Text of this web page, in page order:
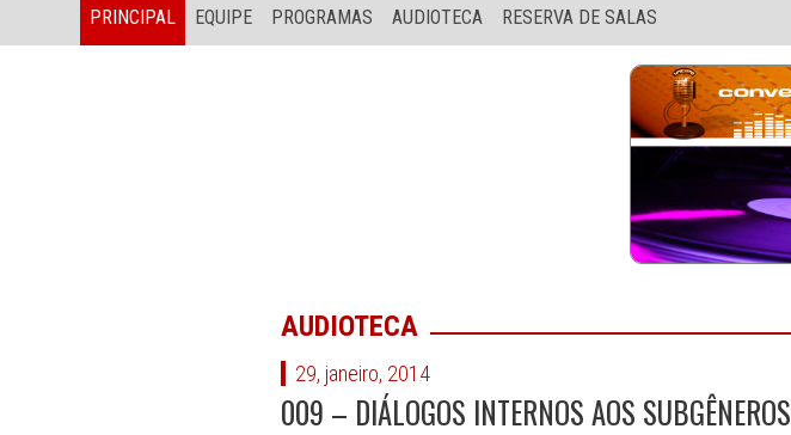
PRINCIPAL EQUIPE PROGRAMAS AUDIOTECA RESERVA DE SALAS
AUDIOTECA
29, janeiro, 2014
009 – DIÁLOGOS INTERNOS AOS SUBGÊNEROS